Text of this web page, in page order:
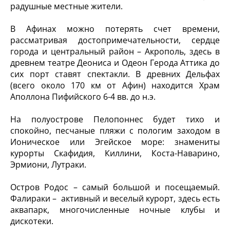
радушные местные жители.
В Афинах можно потерять счет времени,
рассматривая достопримечательности, сердце
города и центральный район – Акрополь, здесь в
древнем театре Деониса и Одеон Герода Аттика до
сих порт ставят спектакли. В древних Дельфах
(всего около 170 км от Афин) находится Храм
Аполлона Пифийского 6-4 вв. до н.э.
На полуострове Пелопоннес будет тихо и
спокойно, песчаные пляжи с пологим заходом в
Ионическое или Эгейское море: знамениты
курорты Скафидия, Киллини, Коста-Наварино,
Эрмиони, Лутраки.
Остров Родос – самый большой и посещаемый.
Фалираки – активный и веселый курорт, здесь есть
аквапарк, многочисленные ночные клубы и
дискотеки.